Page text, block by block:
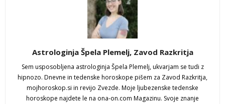
Astrologinja Špela Plemelj, Zavod Razkritja
Sem usposobljena astrologinja Špela Plemelj, ukvarjam se tudi z
hipnozo. Dnevne in tedenske horoskope pišem za Zavod Razkritja,
mojhoroskop.si in revijo Zvezde. Moje ljubezenske tedenske
horoskope najdete le na ona-on.com Magazinu. Svoje znanje